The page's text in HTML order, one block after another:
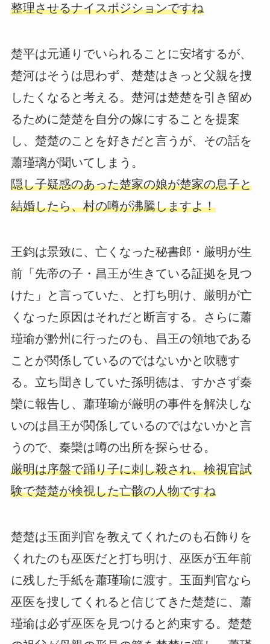
整理させるナイスポジションですね
楚平は元通りでいられることに安堵するが、
楚河はそうは思わず、楚楚はきっと父親を捜
したくなると考える。楚河は楚楚を引き留め
るために楚楚を自分の嫁にすることを提案
し、楚楚のことを好きだと言うが、その話を
蕭瑾璃が聞いてしまう。
隠し子疑惑のあった楚家の娘が楚家の息子と
結婚したら、村の噂が沸騰しますよ！
王鈞は景致に、亡くなった秘書郎・厳明が生
前「先帝の子・昌王が生きている証拠を見つ
けた」と言っていた、と打ち明け、厳明が亡
くなった原因はそれだと断言する。さらに蕭
瑾瑜が黔州に行ったのも、昌王の領地である
ことが関係しているのではないかと吹聴す
る。立ち聞きしていた孫明徳は、すかさず秦
欒に報告し、蕭瑾瑜が厳明の事件を解決しな
いのは昌王が関係しているのではないかと言
うので、秦欒は噂の出所を探らせる。
厳明は序盤で踊り子に刺し殺され、検視官試
験で楚楚が検視した亡骸の人物ですね
楚楚は玉面判官を教えてくれたのも石飾りを
くれたのも巫医だと打ち明け、巫医が五年前
に残した手紙を蕭瑾瑜に渡す。玉面判官なら
巫医を捜してくれると信じてきた楚楚に、蕭
瑾瑜は必ず巫医を見つけると約束する。楚楚